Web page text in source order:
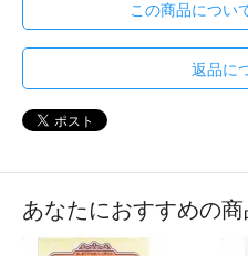
この商品につい
返品に
あなたにおすすめの商